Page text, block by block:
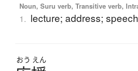
Noun, Suru verb, Transitive verb,
1. lecture; address; speech
おう えん